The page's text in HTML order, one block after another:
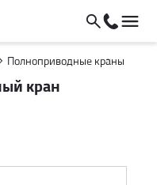
Полноприводные краны
кран